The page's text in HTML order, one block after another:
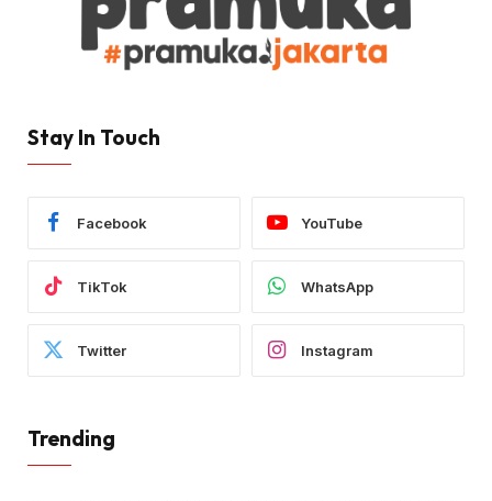
Stay In Touch
Facebook YouTube
TikTok WhatsApp
Twitter Instagram
Trending